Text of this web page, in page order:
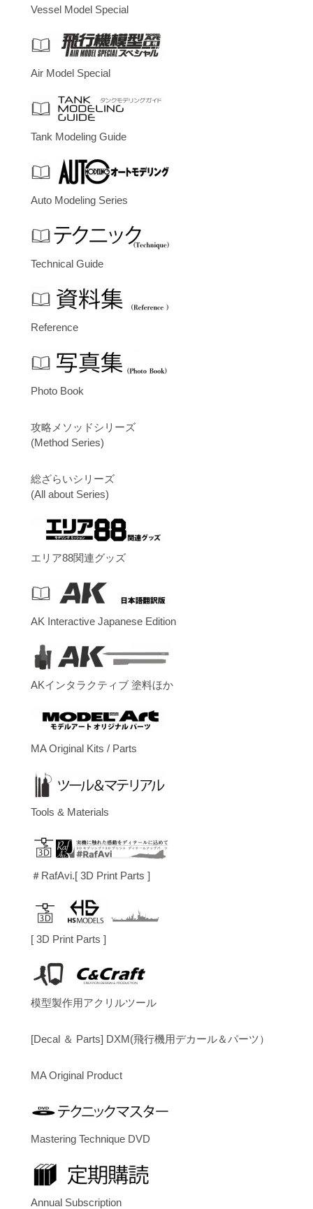
Vessel Model Special
Air Model Special
Tank Modeling Guide
Auto Modeling Series
Technical Guide
Reference
Photo Book
攻略メソッドシリーズ
(Method Series)
総ざらいシリーズ
(All about Series)
エリア88関連グッズ
AK Interactive Japanese Edition
AKインタラクティブ 塗料ほか
MA Original Kits / Parts
Tools & Materials
＃RafAvi.[ 3D Print Parts ]
[ 3D Print Parts ]
模型製作用アクリルツール
[Decal ＆ Parts] DXM(飛行機用デカール＆パーツ）
MA Original Product
Mastering Technique DVD
Annual Subscription